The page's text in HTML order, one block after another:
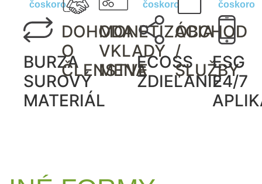
čoskoro
BURZA
SUROVÝ
MATERIÁL
DOHODA
O
ČLENSTVE
MONETIZÁCIA
VKLADY
MENA
čoskoro
ECOSS
ZDIEĽANIE
OBCHOD
/
SLUŽBY
čoskoro
ESG
24/7